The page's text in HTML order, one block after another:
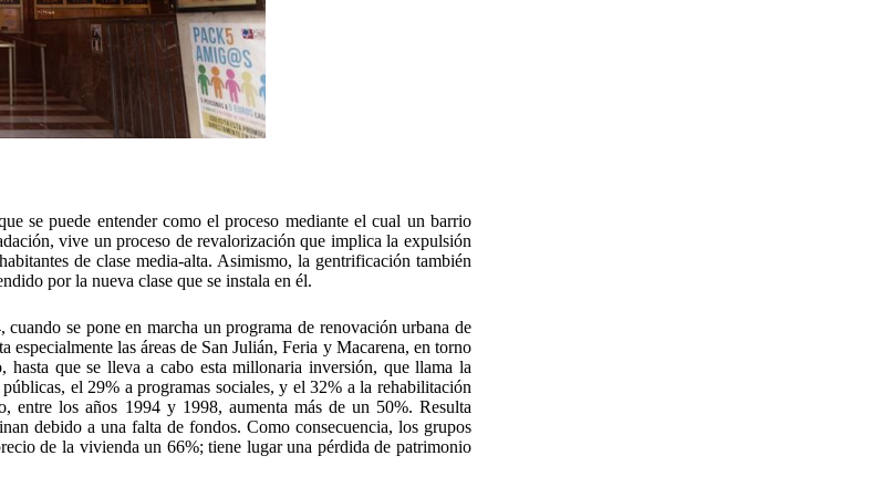
se puede entender como el proceso mediante el cual un barrio
vive un proceso de revalorización que implica la expulsión
de clase media-alta. Asimismo, la gentrificación también
por la nueva clase que se instala en él.
se pone en marcha un programa de renovación urbana de
especialmente las áreas de San Julián, Feria y Macarena, en torno
que se lleva a cabo esta millonaria inversión, que llama la
el 29% a programas sociales, y el 32% a la rehabilitación
entre los años 1994 y 1998, aumenta más de un 50%. Resulta
debido a una falta de fondos. Como consecuencia, los grupos
de la vivienda un 66%; tiene lugar una pérdida de patrimonio